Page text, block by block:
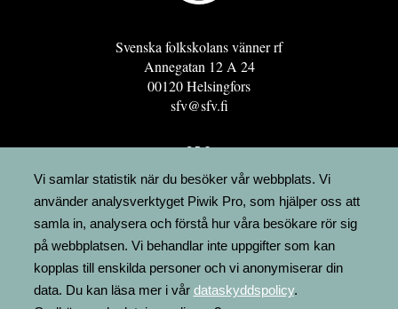
Svenska folkskolans vänner rf
Annegatan 12 A 24
00120 Helsingfors
sfv@sfv.fi
GRO
FÖRENINGSRESURSEN
MINNESRUNOR.FI
UPPSLAGSVERKET FINLAND
LÄGENHETER
FAKTURERING
Vi samlar statistik när du besöker vår webbplats. Vi
använder analysverktyget Piwik Pro, som hjälper oss att
samla in, analysera och förstå hur våra besökare rör sig
på webbplatsen. Vi behandlar inte uppgifter som kan
kopplas till enskilda personer och vi anonymiserar din
data. Du kan läsa mer i vår dataskyddspolicy.